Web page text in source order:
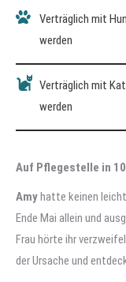
Verträglich mit
werden
Verträglich mit
werden
Auf Pflegestelle in
Amyhatte keinen
Ende Mai allein und
Frau hörte ihr
der Ursache und